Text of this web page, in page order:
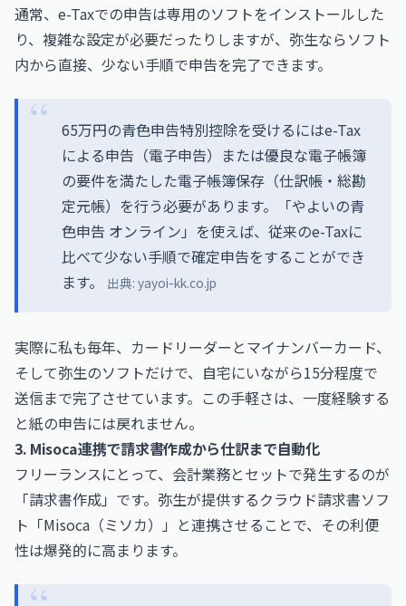
通常、e-Taxでの申告は専用のソフトをインストールした
り、複雑な設定が必要だったりしますが、弥生ならソフト
内から直接、少ない手順で申告を完了できます。
65万円の青色申告特別控除を受けるにはe-Tax
による申告（電子申告）または優良な電子帳簿
の要件を満たした電子帳簿保存（仕訳帳・総勘
定元帳）を行う必要があります。「やよいの青
色申告 オンライン」を使えば、従来のe-Taxに
比べて少ない手順で確定申告をすることができ
ます。
出典: yayoi-kk.co.jp
実際に私も毎年、カードリーダーとマイナンバーカード、
そして弥生のソフトだけで、自宅にいながら15分程度で
送信まで完了させています。この手軽さは、一度経験する
と紙の申告には戻れません。
3. Misoca連携で請求書作成から仕訳まで自動化
フリーランスにとって、会計業務とセットで発生するのが
「請求書作成」です。弥生が提供するクラウド請求書ソフ
ト「Misoca（ミソカ）」と連携させることで、その利便
性は爆発的に高まります。